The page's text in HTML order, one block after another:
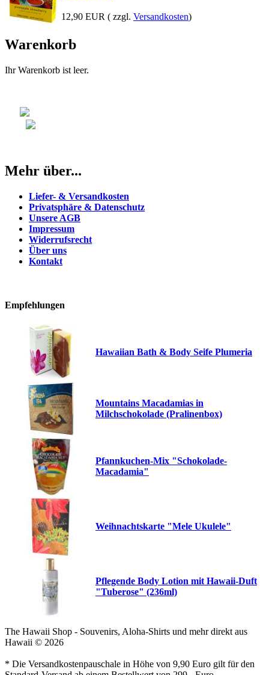
12,90 EUR ( zzgl. Versandkosten)
Warenkorb
Ihr Warenkorb ist leer.
Mehr über...
Liefer- & Versandkosten
Privatsphäre & Datenschutz
Unsere AGB
Impressum
Widerrufsrecht
Über uns
Kontakt
Empfehlungen
Hawaiian Bath & Body Seife Plumeria
Mountains Macadamias in
Milchschokolade (Pralinenbox)
Pfannkuchen-Mix "Schokolade-
Macadamia"
Weihnachtskarte "Mele Ukulele"
Pflegende Body Lotion mit Hawaii-Duft
"Tuberose" (236ml)
The Hawaii Shop - Souvenirs, Aloha-Shirts und mehr direkt aus
Hawaii © 2026
* Die Versandkostenpauschale in Höhe von 9,90 Euro gilt für den